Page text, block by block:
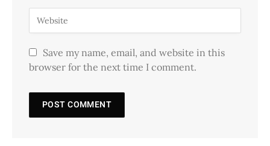
Save my name, email, and website in this
browser for the next time I comment.